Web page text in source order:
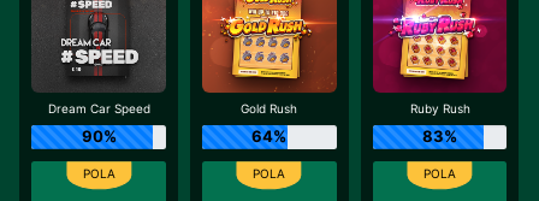
Dream Car Speed
90%
Gold Rush
64%
Ruby Rush
83%